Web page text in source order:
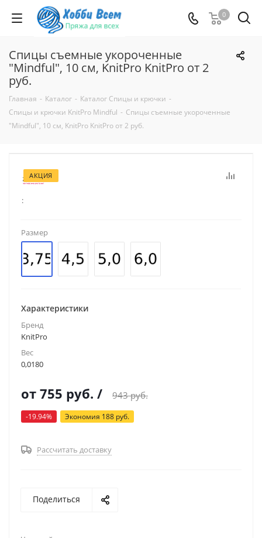
0
Спицы съемные укороченные
"Mindful", 10 см, KnitPro KnitPro от 2
руб.
Главная - Каталог - Каталог Спицы и крючки -
Спицы и крючки KnitPro Mindful - Спицы съемные укороченные
"Mindful", 10 см, KnitPro KnitPro от 2 руб.
АКЦИЯ
:
Размер
Характеристики
Бренд
KnitPro
Вес
0,0180
от 755 руб. / 943 руб.
-19.94% Экономия 188 руб.
Рассчитать доставку
Поделиться